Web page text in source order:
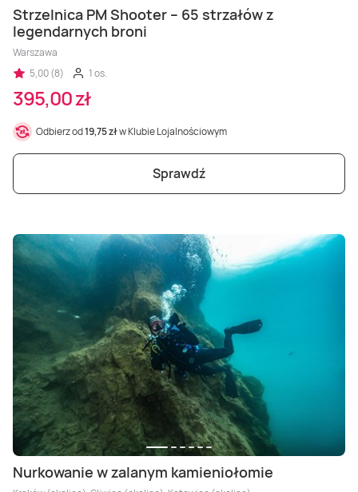
Strzelnica PM Shooter – 65 strzałów z
legendarnych broni
Warszawa
5,00 (8)
1 os.
395,00 zł
Odbierz od19,75 złw Klubie Lojalnościowym
Sprawdź
Nurkowanie w zalanym kamieniołomie